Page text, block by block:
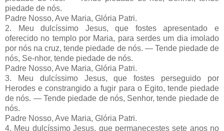
piedade de nós.
Padre Nosso, Ave Maria, Glória Patri.
2. Meu dulcíssimo Jesus, que fostes apresentado e
oferecido no templo por Maria, para serdes um dia imolado
por nós na cruz, tende piedade de nós. — Tende piedade de
nós, Se-nhor, tende piedade de nós.
Padre Nosso, Ave Maria, Glória Patri.
3. Meu dulcíssimo Jesus, que fostes perseguido por
Herodes e constrangido a fugir para o Egito, tende piedade
de nós. — Tende piedade de nós, Senhor, tende piedade de
nós.
Padre Nosso, Ave Maria, Glória Patri.
4. Meu dulcíssimo Jesus, que permanecestes sete anos no